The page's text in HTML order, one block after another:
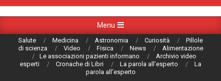
Navigation
Menu
Salute Medicina Astronomia Curiosità
Pillole
di scienza
Video Fisica News
Alimentazione
Le associazioni pazienti informano
Archivio video
esperti
Cronache di Libri La parola all’esperto
La
parola all’esperto